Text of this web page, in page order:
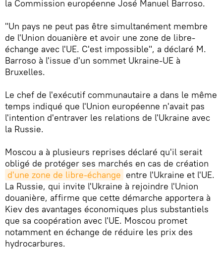
la Commission européenne José Manuel Barroso.
"Un pays ne peut pas être simultanément membre
de l'Union douanière et avoir une zone de libre-
échange avec l'UE. C'est impossible", a déclaré M.
Barroso à l'issue d'un sommet Ukraine-UE à
Bruxelles.
Le chef de l'exécutif communautaire a dans le même
temps indiqué que l'Union européenne n'avait pas
l'intention d'entraver les relations de l'Ukraine avec
la Russie.
Moscou a à plusieurs reprises déclaré qu'il serait
obligé de protéger ses marchés en cas de création
d'une zone de libre-échange entre l'Ukraine et l'UE.
La Russie, qui invite l'Ukraine à rejoindre l'Union
douanière, affirme que cette démarche apportera à
Kiev des avantages économiques plus substantiels
que sa coopération avec l'UE. Moscou promet
notamment en échange de réduire les prix des
hydrocarbures.